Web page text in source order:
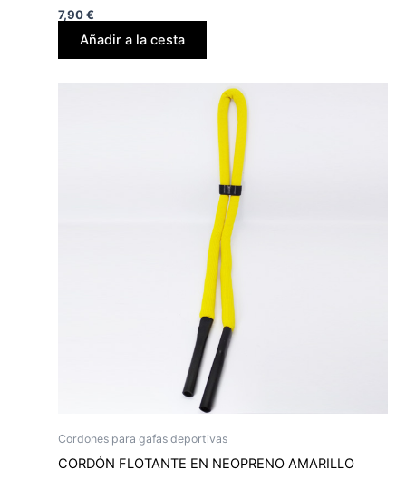
7,90€
Añadir a la cesta
Cordones para gafas deportivas
CORDÓN FLOTANTE EN NEOPRENO AMARILLO